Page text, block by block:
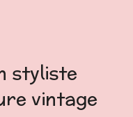
styliste
vintage